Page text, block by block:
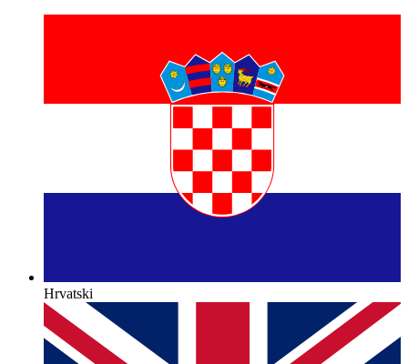
Hrvatski